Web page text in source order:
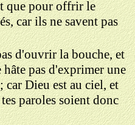
que pour offrir le
car ils ne savent pas
d'ouvrir la bouche, et
hâte pas d'exprimer une
car Dieu est au ciel, et
paroles soient donc